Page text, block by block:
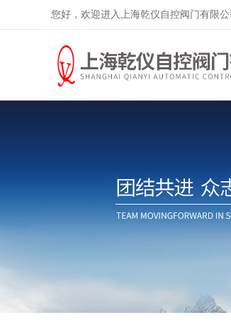
您好，欢迎进入上海乾仪自控阀门有限公